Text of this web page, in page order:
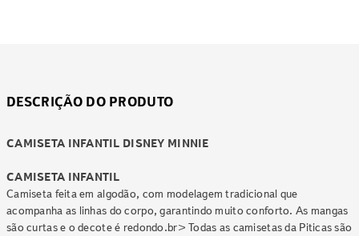
DESCRIÇÃO DO PRODUTO
CAMISETA INFANTIL DISNEY MINNIE
CAMISETA INFANTIL
Camiseta feita em algodão, com modelagem tradicional que
acompanha as linhas do corpo, garantindo muito conforto. As mangas
são curtas e o decote é redondo.br> Todas as camisetas da Piticas são